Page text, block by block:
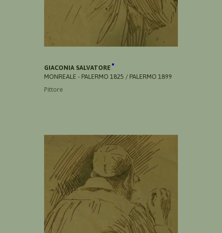
GIACONIA SALVATORE
MONREALE - PALERMO 1825 / PALERMO 1899
Pittore